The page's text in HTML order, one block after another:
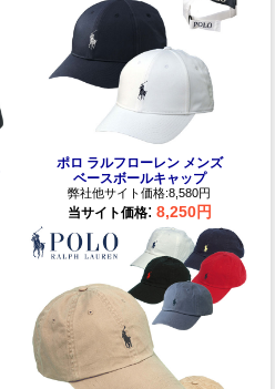
ポロ ラルフローレン メンズ
ベースボールキャップ
弊社他サイト価格:8,580円
当サイト価格: 8,250円